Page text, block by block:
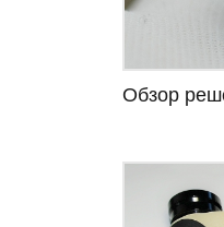
Обзор